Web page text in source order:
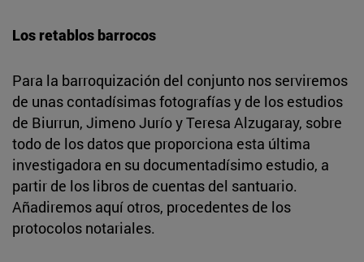
Los retablos barrocos
Para la barroquización del conjunto nos serviremos
de unas contadísimas fotografías y de los estudios
de Biurrun, Jimeno Jurío y Teresa Alzugaray, sobre
todo de los datos que proporciona esta última
investigadora en su documentadísimo estudio, a
partir de los libros de cuentas del santuario.
Añadiremos aquí otros, procedentes de los
protocolos notariales.